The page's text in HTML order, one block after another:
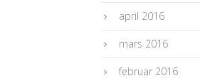
april 2016
mars 2016
februar 2016